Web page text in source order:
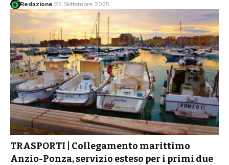
Redazione 22 Settembre 2025
TRASPORTI | Collegamento marittimo
Anzio-Ponza, servizio esteso per i primi due